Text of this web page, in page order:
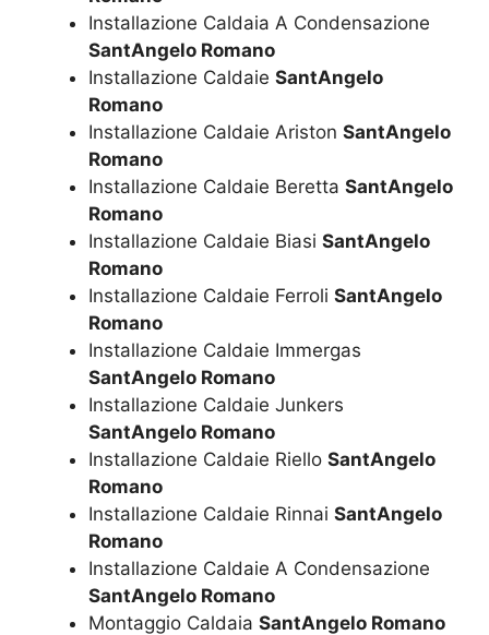
Installazione Caldaia A Condensazione
SantAngelo Romano
Installazione Caldaie SantAngelo
Romano
Installazione Caldaie Ariston SantAngelo
Romano
Installazione Caldaie Beretta SantAngelo
Romano
Installazione Caldaie Biasi SantAngelo
Romano
Installazione Caldaie Ferroli SantAngelo
Romano
Installazione Caldaie Immergas
SantAngelo Romano
Installazione Caldaie Junkers
SantAngelo Romano
Installazione Caldaie Riello SantAngelo
Romano
Installazione Caldaie Rinnai SantAngelo
Romano
Installazione Caldaie A Condensazione
SantAngelo Romano
Montaggio Caldaia SantAngelo Romano